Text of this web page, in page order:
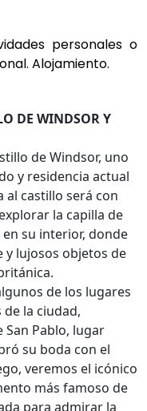
personales o
Alojamiento.
DE WINDSOR Y
de Windsor, uno
y residencia actual
al castillo será con
la capilla de
su interior, donde
lujosos objetos de
de los lugares
la ciudad,
San Pablo, lugar
su boda con el
veremos el icónico
más famoso de
para admirar la